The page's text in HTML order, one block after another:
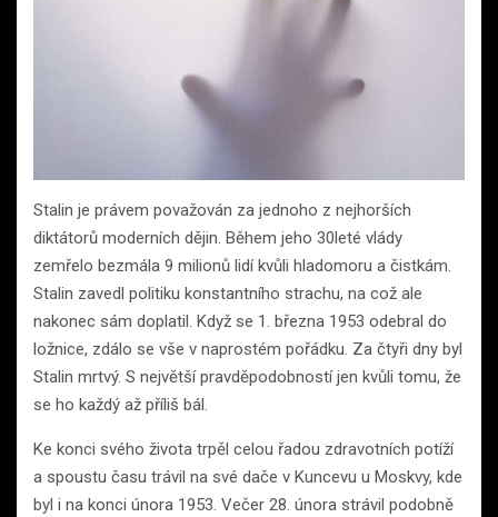
Stalin je právem považován za jednoho z nejhorších
diktátorů moderních dějin. Během jeho 30leté vlády
zemřelo bezmála 9 milionů lidí kvůli hladomoru a čistkám.
Stalin zavedl politiku konstantního strachu, na což ale
nakonec sám doplatil. Když se 1. března 1953 odebral do
ložnice, zdálo se vše v naprostém pořádku. Za čtyři dny byl
Stalin mrtvý. S největší pravděpodobností jen kvůli tomu, že
se ho každý až příliš bál.
Ke konci svého života trpěl celou řadou zdravotních potíží
a spoustu času trávil na své dače v Kuncevu u Moskvy, kde
byl i na konci února 1953. Večer 28. února strávil podobně